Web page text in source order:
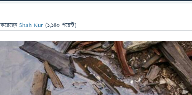
করেছেনShah Nur (1,140 পয়েন্ট)